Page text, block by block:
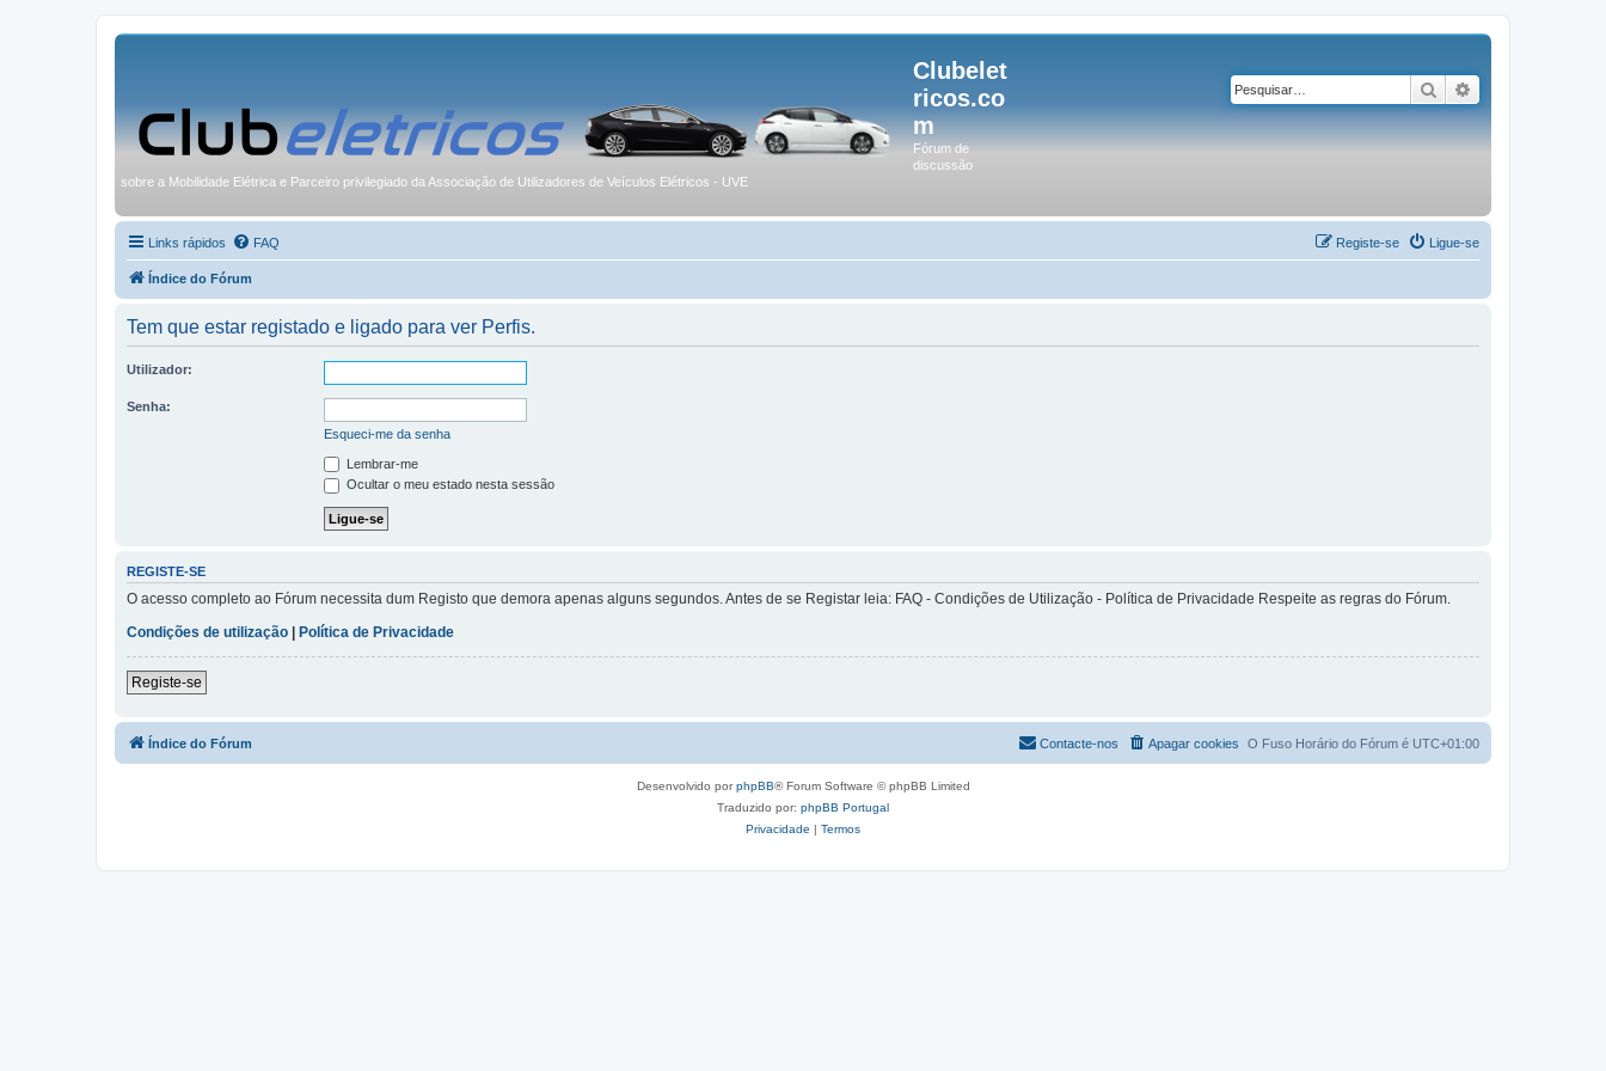
Clubelet
ricos.co
m
Fórum de
discussão
sobre a Mobilidade Elétrica e Parceiro privilegiado da Associação de Utilizadores de Veículos Elétricos - UVE
Pesquisar
Links rápidos FAQ Ligue-se
Registe-se
Índice do Fórum
Tem que estar registado e ligado para ver Perfis.
Utilizador:
Senha:
Esqueci-me da senha
Lembrar-me
Ocultar o meu estado nesta sessão
REGISTE-SE
O acesso completo ao Fórum necessita dum Registo que demora apenas alguns segundos. Antes de se Registar leia: FAQ - Condições de Utilização - Política de Privacidade Respeite as regras do Fórum.
Condições de utilização
Política de Privacidade
Registe-se
Índice do Fórum O Fuso Horário do Fórum é UTC+01:00
Apagar cookies
Contacte-nos
Desenvolvido porphpBB® Forum Software © phpBB Limited
Traduzido por: phpBB Portugal
Privacidade | Termos